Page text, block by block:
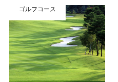
ゴルフコース